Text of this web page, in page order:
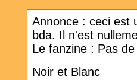
Annonce : ceci est
bda. Il n'est
Le fanzine : Pas
Noir et Blanc